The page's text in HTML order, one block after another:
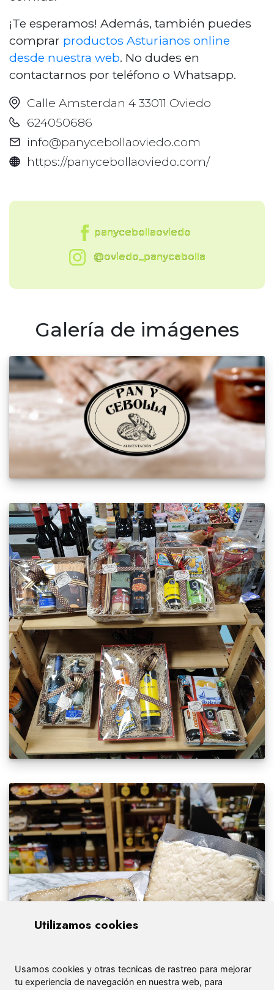
Utilizamos cookies
Usamos cookies y otras tecnicas de rastreo para mejorar
tu experiencia de navegación en nuestra web, para
¡Te esperamos! Además, también puedes
comprar productos Asturianos online
desde nuestra web. No dudes en
contactarnos por teléfono o Whatsapp.
Calle Amsterdan 4 33011 Oviedo
624050686
info@panycebollaoviedo.com
https://panycebollaoviedo.com/
panycebollaoviedo
@oviedo_panycebolla
Galería de imágenes